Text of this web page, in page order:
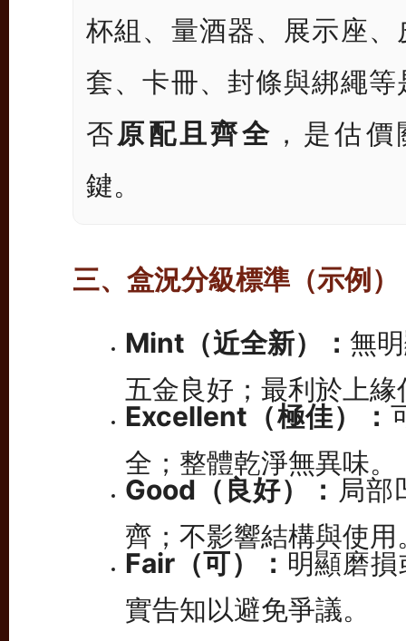
杯組、量酒器、展示座、
套、卡冊、封條與綁繩等
否原配且齊全 ，是估價
鍵。
三、盒況分級標準（示例）
Mint（近全新）： 無
五金良好；最利於上緣
Excellent（極佳）：
全；整體乾淨無異味。
Good（良好）： 局部
齊；不影響結構與使用
Fair（可）： 明顯磨
實告知以避免爭議。